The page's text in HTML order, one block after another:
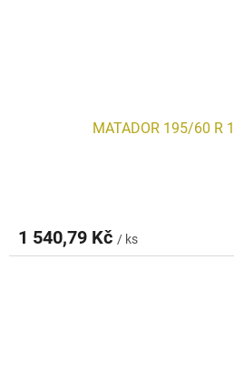
MATADOR 195/60 R
1 540,79 Kč / ks